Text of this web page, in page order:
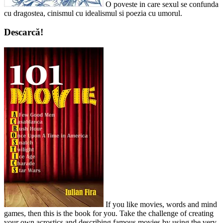
O poveste in care sexul se confunda
cu dragostea, cinismul cu idealismul si poezia cu umorul.
Descarcă!
If you like movies, words and mind
games, then this is the book for you. Take the challenge of creating